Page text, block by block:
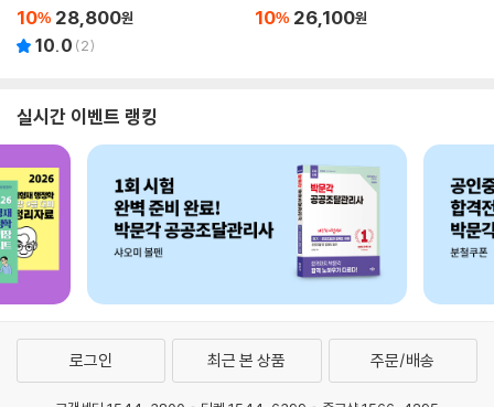
10% 28,800원
10.0 (2)
10% 26,100원
실시간 이벤트 랭킹
로그인 최근 본 상품 주문/배송